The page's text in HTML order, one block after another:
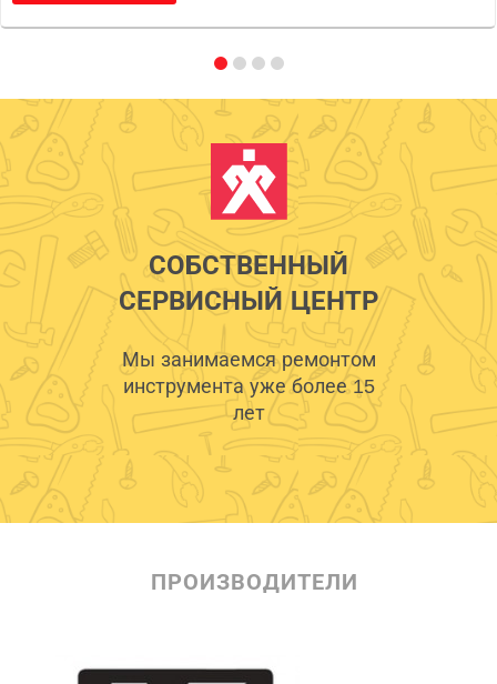
СОБСТВЕННЫЙ
СЕРВИСНЫЙ ЦЕНТР
Мы занимаемся ремонтом
инструмента уже более 15
лет
ПРОИЗВОДИТЕЛИ